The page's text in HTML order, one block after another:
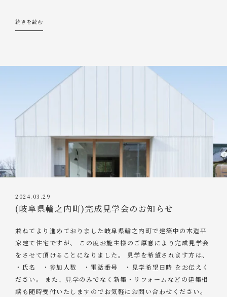
続きを読む
2024.03.29
(岐阜県輪之内町)完成見学会のお知らせ
兼ねてより進めておりました岐阜県輪之内町で建築中の木造平
家建て住宅ですが、 この度お施主様のご厚意により完成見学会
をさせて頂けることになりました。 見学を希望されます方は、
・氏名 ・参加人数 ・電話番号 ・見学希望日時 をお伝えく
ださい。 また、見学のみでなく新築・リフォームなどの建築相
談も随時受付いたしますのでお気軽にお問い合わせください。